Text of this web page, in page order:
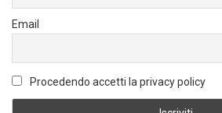
Email
Procedendo accetti la privacy policy